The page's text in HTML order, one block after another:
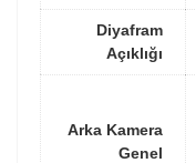
Diyafram
Açıklığı
Arka Kamera
Genel